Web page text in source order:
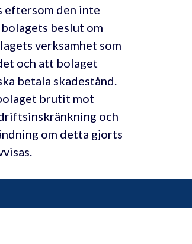
eftersom den inte
beslut om
verksamhet som
och att bolaget
betala skadestånd.
brutit mot
och
om detta gjorts